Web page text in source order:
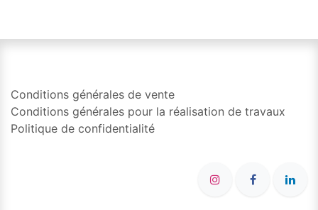
Conditions générales de vente
Conditions générales pour la réalisation de travaux
Politique de confidentialité